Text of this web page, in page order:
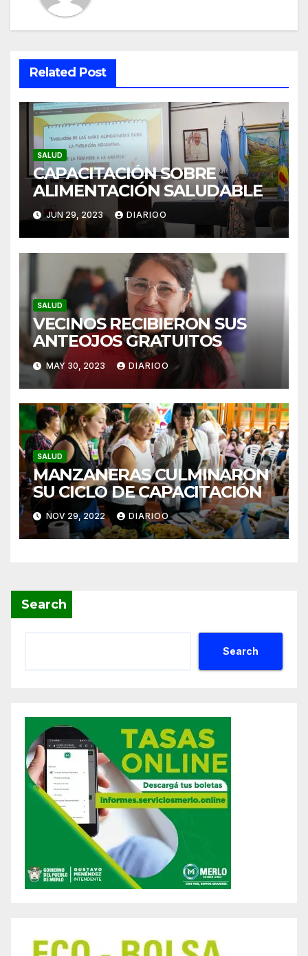
Related Post
SALUD
CAPACITACIÓN SOBRE
ALIMENTACIÓN SALUDABLE
JUN 29, 2023 DIARIOO
SALUD
VECINOS RECIBIERON SUS
ANTEOJOS GRATUITOS
MAY 30, 2023 DIARIOO
SALUD
MANZANERAS CULMINARON
SU CICLO DE CAPACITACIÓN
NOV 29, 2022 DIARIOO
Search
Search